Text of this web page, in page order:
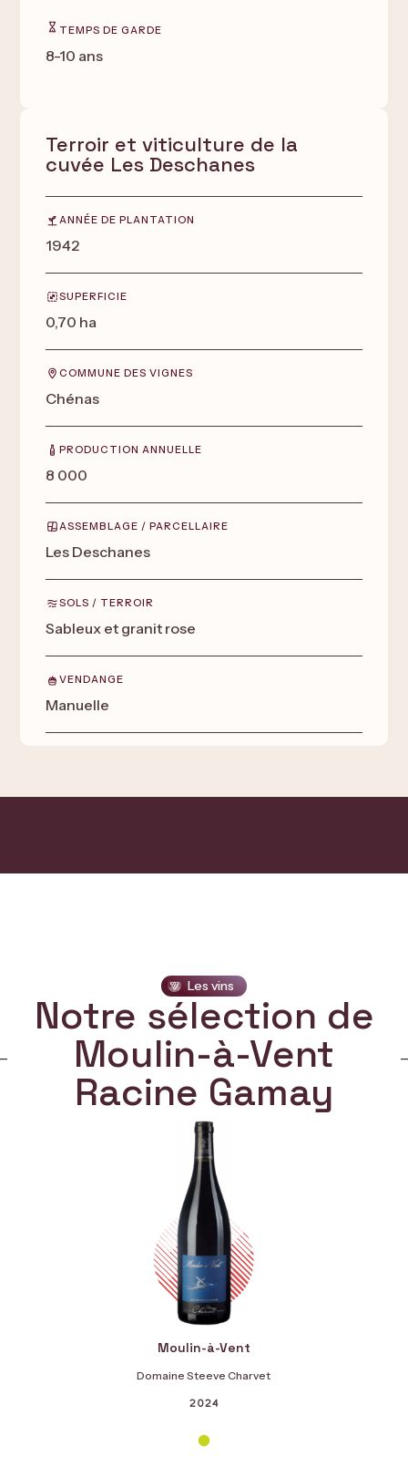
TEMPS DE GARDE
8-10 ans
Terroir et viticulture de la
cuvée Les Deschanes
ANNÉE DE PLANTATION
1942
SUPERFICIE
0,70 ha
COMMUNE DES VIGNES
Chénas
PRODUCTION ANNUELLE
8 000
ASSEMBLAGE / PARCELLAIRE
Les Deschanes
SOLS / TERROIR
Sableux et granit rose
VENDANGE
Manuelle
Les vins
Notre sélection de
Moulin-à-Vent
Racine Gamay
Moulin-à-Vent
Domaine Steeve Charvet
2024